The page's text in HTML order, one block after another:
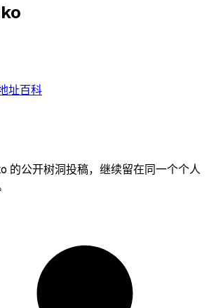
址百科
的公开树洞投稿，继续留在同一个个人